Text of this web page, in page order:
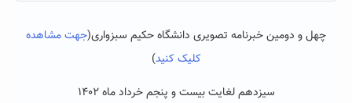
چهل و دومین خبرنامه تصویری دانشگاه حکیم سبزواری(جهت مشاهده
کلیک کنید)
سیزدهم لغایت بیست و پنجم خرداد ماه ۱۴۰۲